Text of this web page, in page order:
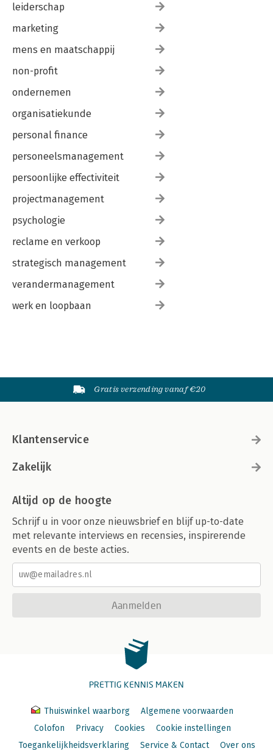
leiderschap
marketing
mens en maatschappij
non-profit
ondernemen
organisatiekunde
personal finance
personeelsmanagement
persoonlijke effectiviteit
projectmanagement
psychologie
reclame en verkoop
strategisch management
verandermanagement
werk en loopbaan
Gratis verzending vanaf €20
Klantenservice
Zakelijk
Altijd op de hoogte
Schrijf u in voor onze nieuwsbrief en blijf up-to-date
met relevante interviews en recensies, inspirerende
events en de beste acties.
Aanmelden
PRETTIG KENNIS MAKEN
Thuiswinkel waarborg
Algemene voorwaarden
Colofon
Privacy Cookies
Cookie instellingen
Toegankelijkheidsverklaring
Service & Contact Over ons